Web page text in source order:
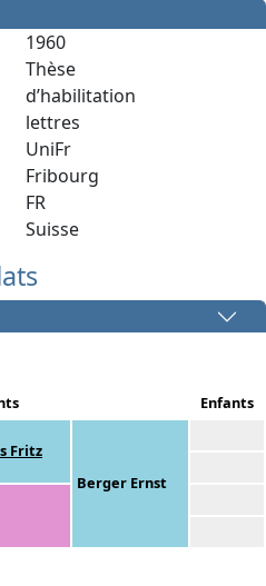
1960
Thèse
d’habilitation
lettres
UniFr
Fribourg
FR
Suisse
Enfants
Fritz
Berger Ernst